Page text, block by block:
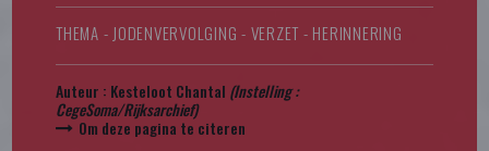
THEMA - JODENVERVOLGING - VERZET - HERINNERING
Auteur : Kesteloot Chantal (Instelling :
CegeSoma/Rijksarchief)
Om deze pagina te citeren